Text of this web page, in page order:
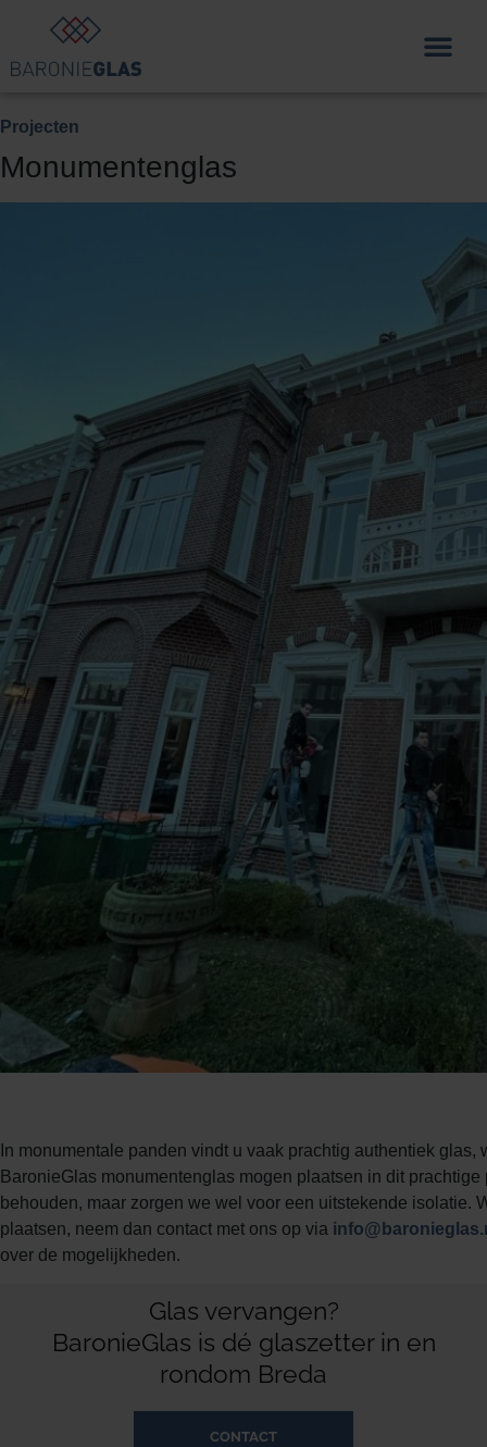
Projecten
Monumentenglas
In monumentale panden vindt u vaak prachtig authentiek
BaronieGlas monumentenglas mogen plaatsen in dit
behouden, maar zorgen we wel voor een uitstekende
plaatsen, neem dan contact met ons op via
over de mogelijkheden.
Glas vervangen?
BaronieGlas is dé glaszetter in en
rondom Breda
CONTACT